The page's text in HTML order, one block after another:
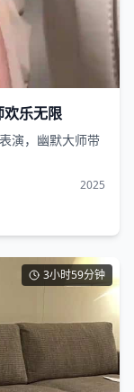
欢乐无限
演，幽默大师带
2025
3小时59分钟